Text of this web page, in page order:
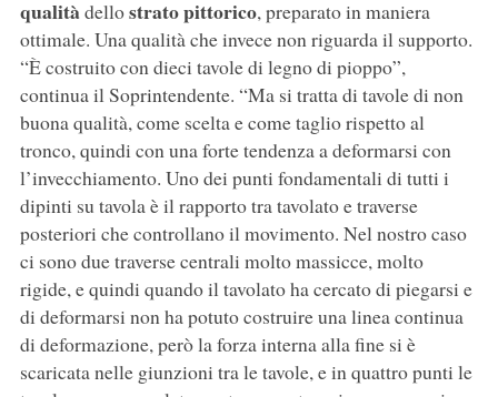
qualitàdellostrato pittorico, preparato in maniera
ottimale. Una qualità che invece non riguarda il supporto.
“È costruito con dieci tavole di legno di pioppo”,
continua il Soprintendente. “Ma si tratta di tavole di non
buona qualità, come scelta e come taglio rispetto al
tronco, quindi con una forte tendenza a deformarsi con
l’invecchiamento. Uno dei punti fondamentali di tutti i
dipinti su tavola è il rapporto tra tavolato e traverse
posteriori che controllano il movimento. Nel nostro caso
ci sono due traverse centrali molto massicce, molto
rigide, e quindi quando il tavolato ha cercato di piegarsi e
di deformarsi non ha potuto costruire una linea continua
di deformazione, però la forza interna alla fine si è
scaricata nelle giunzioni tra le tavole, e in quattro punti le